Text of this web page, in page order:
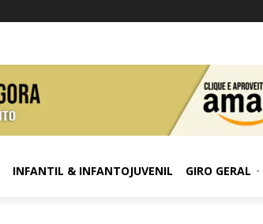
INFANTIL & INFANTOJUVENIL GIRO GERAL